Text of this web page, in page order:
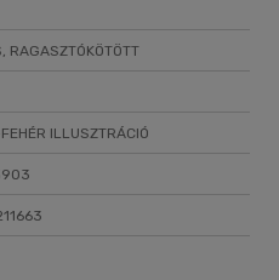
RAGASZTÓKÖTÖTT
ILLUSZTRÁCIÓ